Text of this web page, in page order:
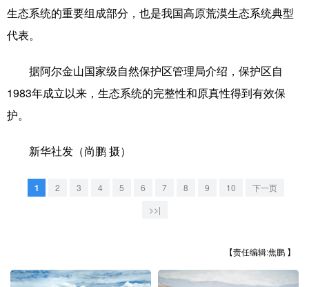
文化产业
地方频道
北京 天津 河北 山西
浙江 安徽
山东
陕西 甘肃 青海 宁夏
生态系统的重要组成部分，也是我国高原荒漠生态系统典型
代表。
据阿尔金山国家级自然保护区管理局介绍，保护区自
1983年成立以来，生态系统的完整性和原真性得到有效保
护。
新华社发（尚鹏 摄）
1 2 3 4 5 6 7 8 9 10
下一页
>>|
【责任编辑:焦鹏 】